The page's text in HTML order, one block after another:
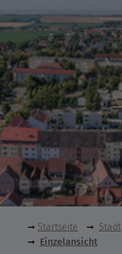
Startseite Stadt
Einzelansicht